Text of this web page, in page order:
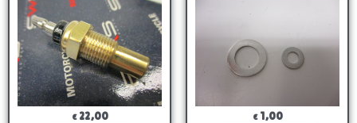
€22,00 €1,00